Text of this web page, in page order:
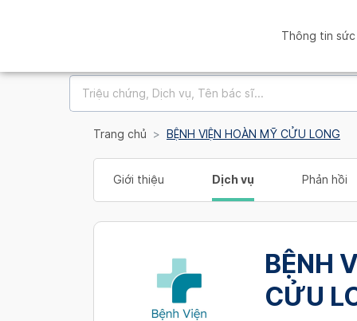
Thông tin
Trang chủ BỆNH VIỆN HOÀN MỸ CỬU LONG
Giới thiệu Dịch vụ Phản hồi
BỆNH
CỬU